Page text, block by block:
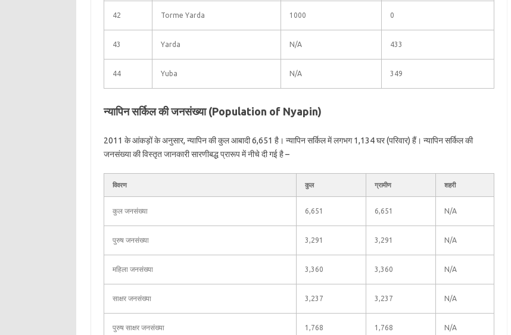
42 Torme Yarda 1000 0
43 Yarda N/A 433
44 Yuba N/A 349
न्यापिन सर्किल की जनसंख्या (Population of Nyapin)
2011 के आंकड़ों के अनुसार, न्यापिन की कुल आबादी 6,651 है। न्यापिन सर्किल में लगभग 1,134 घर (परिवार) हैं। न्यापिन सर्किल की
जनसंख्या की विस्तृत जानकारी सारणीबद्ध प्रारूप में नीचे दी गई है –
विवरण कुल ग्रामीण शहरी
कुल जनसंख्या 6,651 6,651 N/A
पुरुष जनसंख्या 3,291 3,291 N/A
महिला जनसंख्या 3,360 3,360 N/A
साक्षर जनसंख्या 3,237 3,237 N/A
पुरुष साक्षर जनसंख्या 1,768 1,768 N/A